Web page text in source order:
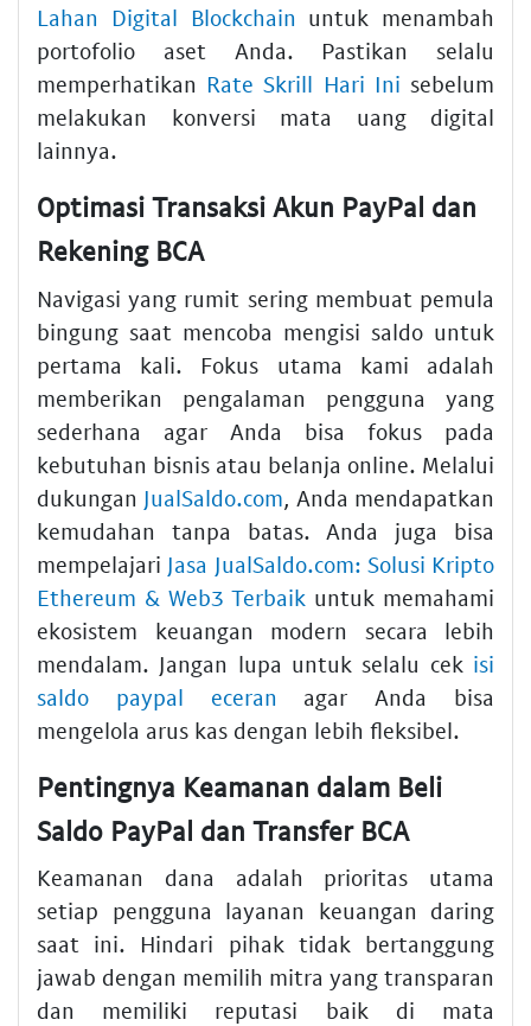
Lahan Digital Blockchain untuk menambah
portofolio aset Anda. Pastikan selalu
memperhatikan Rate Skrill Hari Ini sebelum
melakukan konversi mata uang digital
lainnya.
Optimasi Transaksi Akun PayPal dan
Rekening BCA
Navigasi yang rumit sering membuat pemula
bingung saat mencoba mengisi saldo untuk
pertama kali. Fokus utama kami adalah
memberikan pengalaman pengguna yang
sederhana agar Anda bisa fokus pada
kebutuhan bisnis atau belanja online. Melalui
dukungan JualSaldo.com , Anda mendapatkan
kemudahan tanpa batas. Anda juga bisa
mempelajari Jasa JualSaldo.com: Solusi Kripto
Ethereum & Web3 Terbaik untuk memahami
ekosistem keuangan modern secara lebih
mendalam. Jangan lupa untuk selalu cek isi
saldo paypal eceran agar Anda bisa
mengelola arus kas dengan lebih fleksibel.
Pentingnya Keamanan dalam Beli
Saldo PayPal dan Transfer BCA
Keamanan dana adalah prioritas utama
setiap pengguna layanan keuangan daring
saat ini. Hindari pihak tidak bertanggung
jawab dengan memilih mitra yang transparan
dan memiliki reputasi baik di mata